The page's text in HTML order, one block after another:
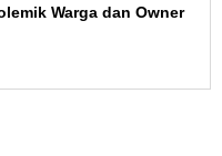
Warga dan Owner